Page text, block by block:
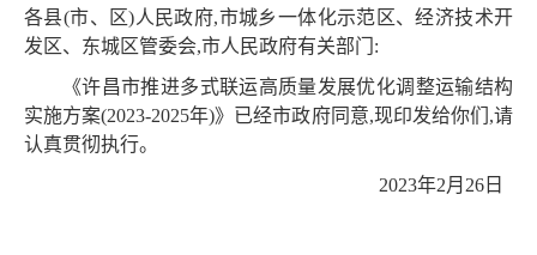
各县(市、区)人民政府,市城乡一体化示范区、经济技术开
发区、东城区管委会,市人民政府有关部门:
《许昌市推进多式联运高质量发展优化调整运输结构
实施方案(2023-2025年)》已经市政府同意,现印发给你们,请
认真贯彻执行。
2023年2月26日